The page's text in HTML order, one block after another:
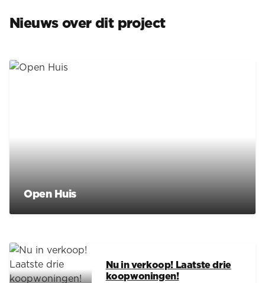
Nieuws over dit project
Open Huis
Nu in verkoop! Laatste drie
koopwoningen!